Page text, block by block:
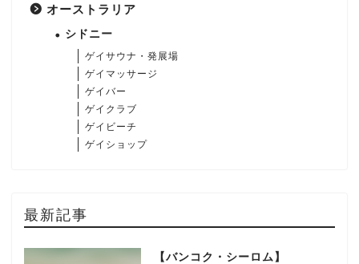
オーストラリア
シドニー
ゲイサウナ・発展場
ゲイマッサージ
ゲイバー
ゲイクラブ
ゲイビーチ
ゲイショップ
最新記事
【バンコク・シーロム】